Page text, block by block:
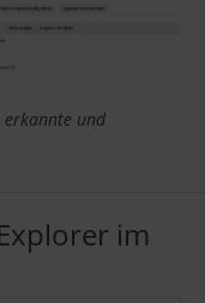
erkannte und
im